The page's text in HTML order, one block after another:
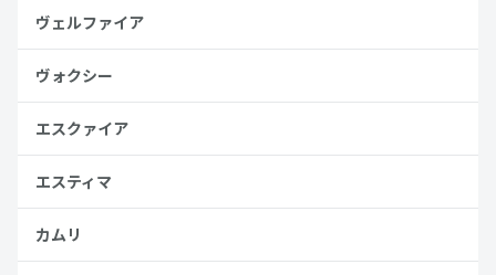
ヴェルファイア
ヴォクシー
エスクァイア
エスティマ
カムリ